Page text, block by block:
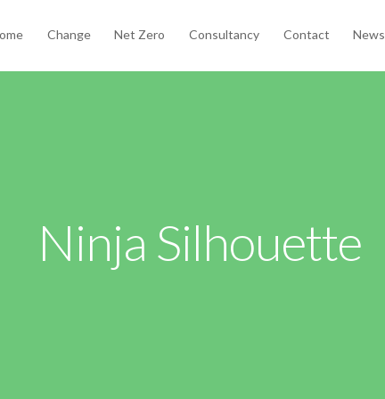
Change Net Zero Consultancy Contact News
Ninja Silhouette